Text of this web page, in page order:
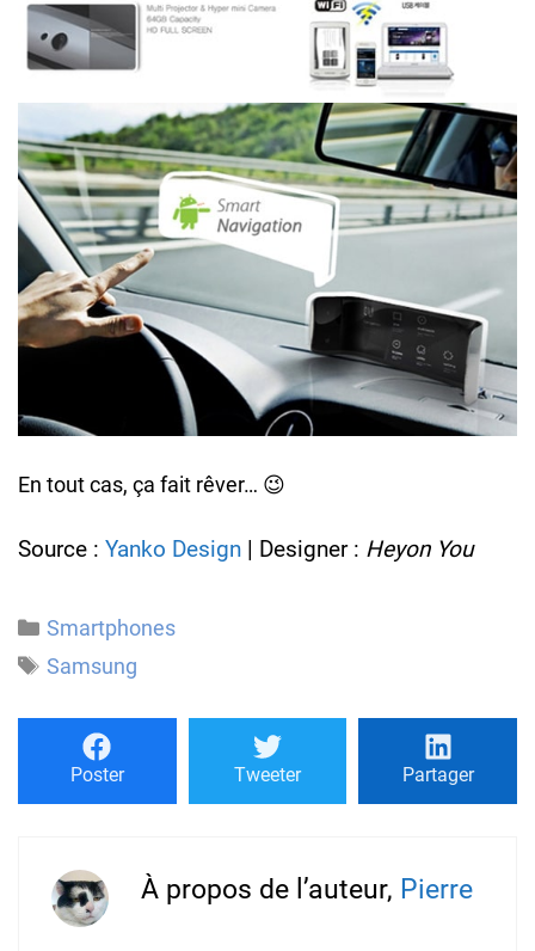
En tout cas, ça fait rêver… 😉
Source : Yanko Design | Designer : Heyon You
Catégories
Smartphones
Étiquettes
Samsung
Poster Tweeter Partager
À propos de l’auteur, Pierre